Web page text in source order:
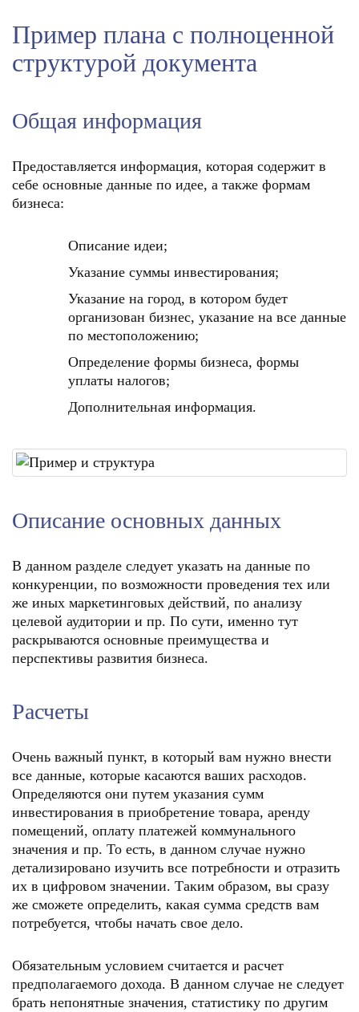
Пример плана с полноценной
структурой документа
Общая информация
Предоставляется информация, которая содержит в
себе основные данные по идее, а также формам
бизнеса:
Описание идеи;
Указание суммы инвестирования;
Указание на город, в котором будет
организован бизнес, указание на все данные
по местоположению;
Определение формы бизнеса, формы
уплаты налогов;
Дополнительная информация.
Описание основных данных
В данном разделе следует указать на данные по
конкуренции, по возможности проведения тех или
же иных маркетинговых действий, по анализу
целевой аудитории и пр. По сути, именно тут
раскрываются основные преимущества и
перспективы развития бизнеса.
Расчеты
Очень важный пункт, в который вам нужно внести
все данные, которые касаются ваших расходов.
Определяются они путем указания сумм
инвестирования в приобретение товара, аренду
помещений, оплату платежей коммунального
значения и пр. То есть, в данном случае нужно
детализировано изучить все потребности и отразить
их в цифровом значении. Таким образом, вы сразу
же сможете определить, какая сумма средств вам
потребуется, чтобы начать свое дело.
Обязательным условием считается и расчет
предполагаемого дохода. В данном случае не следует
брать непонятные значения, статистику по другим